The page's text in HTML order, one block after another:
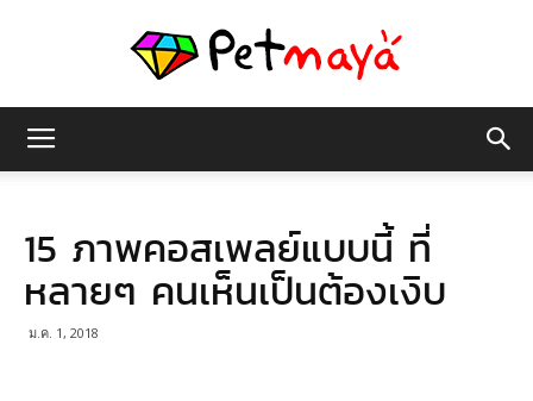
มายา
15 ภาพคอสเพลย์แบบนี้ ที่
หลายๆ คนเห็นเป็นต้องเงิบ
ม.ค. 1, 2018